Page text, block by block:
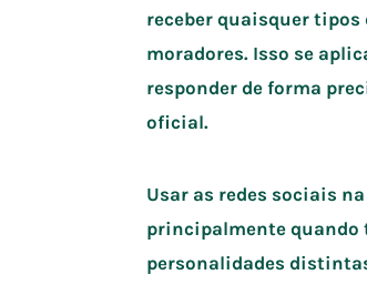
receber quaisquer tipos
moradores. Isso se
responder de forma
oficial.
Usar as redes sociais
principalmente quando
personalidades